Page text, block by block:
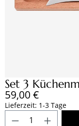
Set 3
Regulärer Preis:
59,00 €
Lieferzeit: 1-3 Tage
Produkt